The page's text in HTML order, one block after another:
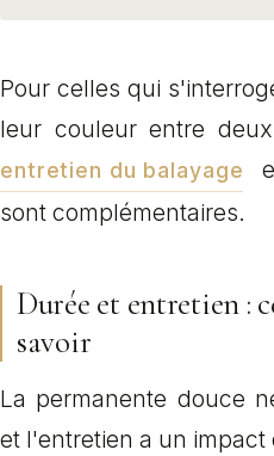
Pour celles qui
leur couleur entre
entretien du balayage
sont complémentaires.
Durée et entretien :
savoir
La permanente douce
et l'entretien a un impact